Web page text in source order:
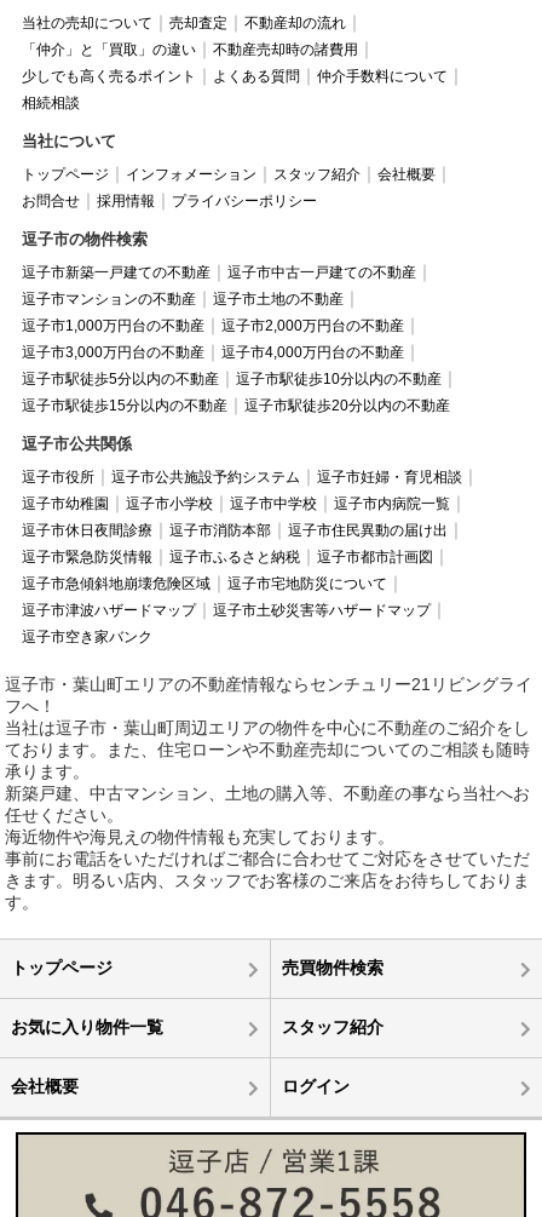
当社の売却について 売却査定
不動産却の流れ
「仲介」と「買取」の違い
不動産売却時の諸費用
少しでも高く売るポイント
よくある質問
仲介手数料について
相続相談
当社について
トップページ インフォメーション スタッフ紹介
会社概要
お問合せ
採用情報 プライバシーポリシー
逗子市の物件検索
逗子市新築一戸建ての不動産
逗子市中古一戸建ての不動産
逗子市マンションの不動産
逗子市土地の不動産
逗子市1,000万円台の不動産
逗子市2,000万円台の不動産
逗子市3,000万円台の不動産
逗子市4,000万円台の不動産
逗子市駅徒歩5分以内の不動産
逗子市駅徒歩10分以内の不動産
逗子市駅徒歩15分以内の不動産
逗子市駅徒歩20分以内の不動産
逗子市公共関係
逗子市役所 逗子市公共施設予約システム
逗子市妊婦・育児相談
逗子市幼稚園
逗子市小学校 逗子市中学校
逗子市内病院一覧
逗子市休日夜間診療
逗子市消防本部
逗子市住民異動の届け出
逗子市緊急防災情報
逗子市ふるさと納税
逗子市都市計画図
逗子市急傾斜地崩壊危険区域
逗子市宅地防災について
逗子市津波ハザードマップ
逗子市土砂災害等ハザードマップ
逗子市空き家バンク
逗子市・葉山町エリアの不動産情報ならセンチュリー21リビングライ
フへ！
当社は逗子市・葉山町周辺エリアの物件を中心に不動産のご紹介をし
ております。また、住宅ローンや不動産売却についてのご相談も随時
承ります。
新築戸建、中古マンション、土地の購入等、不動産の事なら当社へお
任せください。
海近物件や海見えの物件情報も充実しております。
事前にお電話をいただければご都合に合わせてご対応をさせていただ
きます。明るい店内、スタッフでお客様のご来店をお待ちしておりま
す。
トップページ 売買物件検索
お気に入り物件一覧 スタッフ紹介
会社概要 ログイン